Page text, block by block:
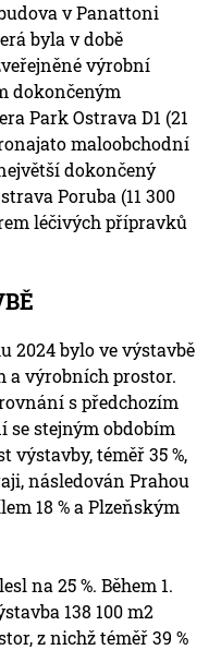
v Panattoni
byla v době
výrobní
dokončeným
Park Ostrava D1 (21
maloobchodní
dokončený
Poruba (11 300
léčivých přípravků
bylo ve výstavbě
a výrobních prostor.
s předchozím
se stejným obdobím
výstavby, téměř 35 %,
následován Prahou
18 % a Plzeňským
na 25 %. Během 1.
138 100 m2
z nichž téměř 39 %